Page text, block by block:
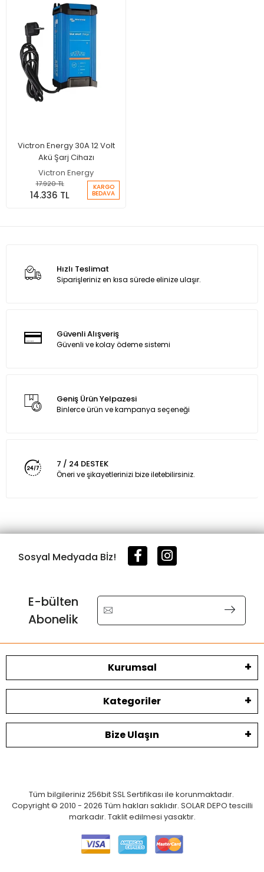
Victron Energy 30A 12 Volt
Akü Şarj Cihazı
Victron Energy
17.920 TL
14.336 TL
KARGO
BEDAVA
Hızlı Teslimat
Siparişleriniz en kısa sürede elinize ulaşır.
Güvenli Alışveriş
Güvenli ve kolay ödeme sistemi
Geniş Ürün Yelpazesi
Binlerce ürün ve kampanya seçeneği
7 / 24 DESTEK
Öneri ve şikayetlerinizi bize iletebilirsiniz.
Sosyal Medyada Bİz!
E-bülten
Abonelik
Kurumsal
Kategoriler
Bize Ulaşın
Tüm bilgileriniz 256bit SSL Sertifikası ile korunmaktadır.
Copyright © 2010 - 2026 Tüm hakları saklıdır. SOLAR DEPO tescilli
markadır. Taklit edilmesi yasaktır.